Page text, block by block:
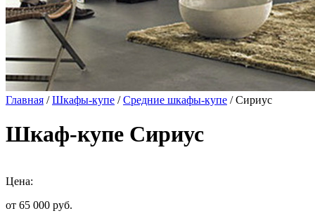
Главная /Шкафы-купе /Средние шкафы-купе / Сириус
Шкаф-купе Сириус
Цена:
от 65 000 руб.